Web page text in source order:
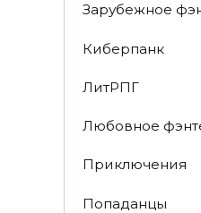
Зарубежное
Киберпанк
ЛитРПГ
Любовное
Приключения
Попаданцы